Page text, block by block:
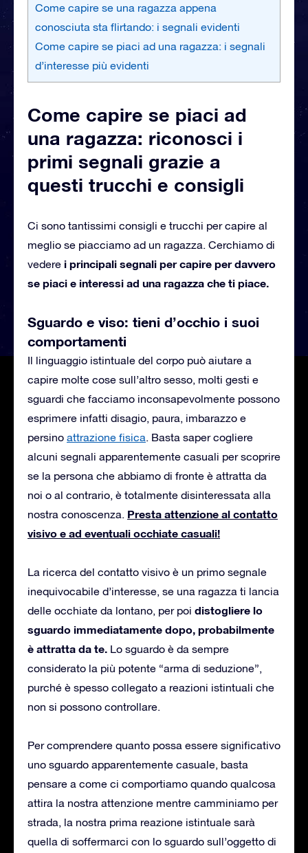
Come capire se una ragazza appena
conosciuta sta flirtando: i segnali evidenti
Come capire se piaci ad una ragazza: i segnali
d’interesse più evidenti
Come capire se piaci ad
una ragazza: riconosci i
primi segnali grazie a
questi trucchi e consigli
Ci sono tantissimi consigli e trucchi per capire al
meglio se piacciamo ad un ragazza. Cerchiamo di
vedere i principali segnali per capire per davvero
se piaci e interessi ad una ragazza che ti piace.
Sguardo e viso: tieni d’occhio i suoi
comportamenti
Il linguaggio istintuale del corpo può aiutare a
capire molte cose sull’altro sesso, molti gesti e
sguardi che facciamo inconsapevolmente possono
esprimere infatti disagio, paura, imbarazzo e
persino attrazione fisica. Basta saper cogliere
alcuni segnali apparentemente casuali per scoprire
se la persona che abbiamo di fronte è attratta da
noi o al contrario, è totalmente disinteressata alla
nostra conoscenza. Presta attenzione al contatto
visivo e ad eventuali occhiate casuali!
La ricerca del contatto visivo è un primo segnale
inequivocabile d’interesse, se una ragazza ti lancia
delle occhiate da lontano, per poi distogliere lo
sguardo immediatamente dopo, probabilmente
è attratta da te. Lo sguardo è da sempre
considerato la più potente “arma di seduzione”,
purché è spesso collegato a reazioni istintuali che
non si possono controllare.
Per comprendere quanto possa essere significativo
uno sguardo apparentemente casuale, basta
pensare a come ci comportiamo quando qualcosa
attira la nostra attenzione mentre camminiamo per
strada, la nostra prima reazione istintuale sarà
quella di soffermarci con lo sguardo sull’oggetto di